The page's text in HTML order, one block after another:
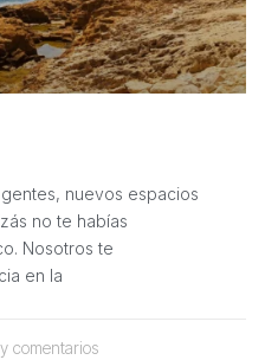
nuevos espacios
no te habías
Nosotros te
en la
comentarios